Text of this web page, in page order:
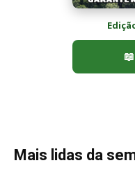
Peixe-lua emerge
permitir que aves